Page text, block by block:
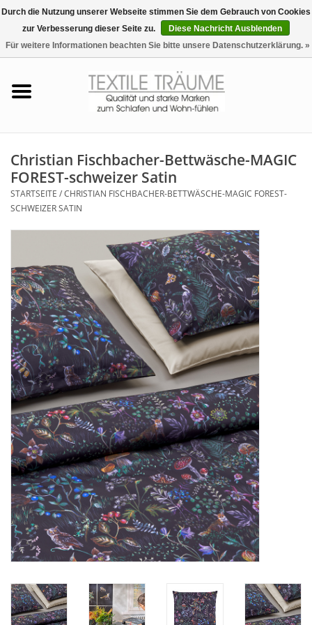
0 Artikel - €0,00
Tag & Nachtwäsche
Badezimmer & Sauna
Haus-Bademäntel
Plaids, Decken, Kissen
Mode & Accessoires
Edles aus Cashmere
Tisch & Küche
Kinder
Geschenkideen und
Gutscheine
Accessoires Spa
Christian Fischbacher-Bettwäsche-MAGIC
FOREST-schweizer Satin
STARTSEITE /CHRISTIAN FISCHBACHER-BETTWÄSCHE-MAGIC FOREST-
SCHWEIZER SATIN
Durch die Nutzung unserer Webseite stimmen Sie dem Gebrauch von Cookies
zur Verbesserung dieser Seite zu.
Diese Nachricht Ausblenden
Für weitere Informationen beachten Sie bitte unsere Datenschutzerklärung. »